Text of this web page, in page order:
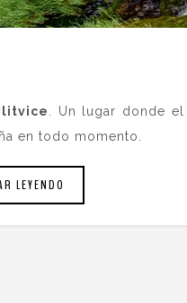
. Un lugar donde
en todo momento.
LEYENDO